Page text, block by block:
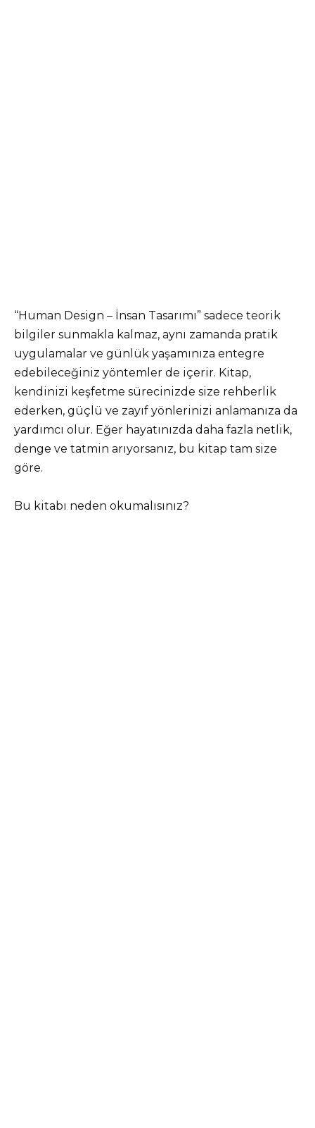
“Human Design – İnsan Tasarımı” sadece teorik
bilgiler sunmakla kalmaz, aynı zamanda pratik
uygulamalar ve günlük yaşamınıza entegre
edebileceğiniz yöntemler de içerir. Kitap,
kendinizi keşfetme sürecinizde size rehberlik
ederken, güçlü ve zayıf yönlerinizi anlamanıza da
yardımcı olur. Eğer hayatınızda daha fazla netlik,
denge ve tatmin arıyorsanız, bu kitap tam size
göre.
Bu kitabı neden okumalısınız?